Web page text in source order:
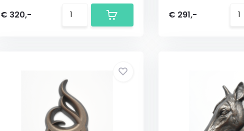
€ 320,- € 291,-